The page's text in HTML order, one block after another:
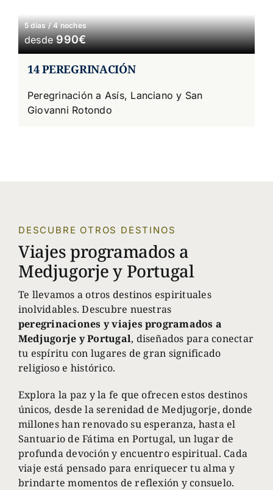
5 días / 4 noches
desde990€
14 PEREGRINACIÓN
Peregrinación a Asís, Lanciano y San
Giovanni Rotondo
DESCUBRE OTROS DESTINOS
Viajes programados a
Medjugorje y Portugal
Te llevamos a otros destinos espirituales
inolvidables. Descubre nuestras
peregrinaciones yviajes programados a
Medjugorje y Portugal, diseñados para conectar
tu espíritu con lugares de gran significado
religioso e histórico.
Explora la paz y la fe que ofrecen estos destinos
únicos, desde la serenidad de Medjugorje, donde
millones han renovado su esperanza, hasta el
Santuario de Fátima en Portugal, un lugar de
profunda devoción y encuentro espiritual. Cada
viaje está pensado para enriquecer tu alma y
brindarte momentos de reflexión y consuelo.